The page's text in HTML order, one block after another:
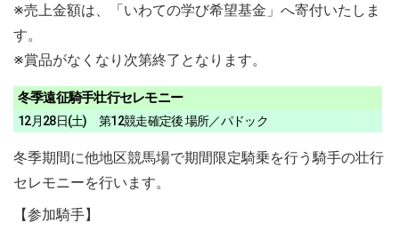
※売上金額は、「いわての学び希望基金」へ寄付いたしま
す。
※賞品がなくなり次第終了となります。
冬季遠征騎手壮行セレモニー
12月28日(土) 第12競走確定後 場所／パドック
冬季期間に他地区競馬場で期間限定騎乗を行う騎手の壮行
セレモニーを行います。
【参加騎手】